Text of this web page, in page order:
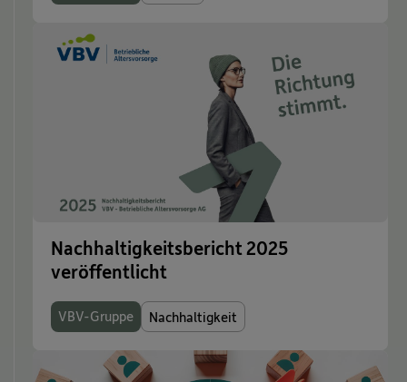
Nachhaltigkeitsbericht 2025
veröffentlicht
VBV-Gruppe Nachhaltigkeit